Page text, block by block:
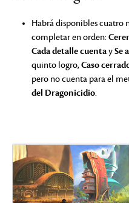
Habrá disponibles cuatro
completar en orden:
Cada detalle cuentaySe
quinto logro,Caso
pero no cuenta para el
del Dragonicidio.